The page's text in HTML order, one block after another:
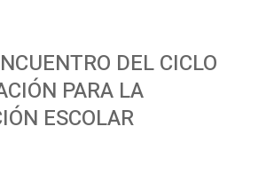
DEL CICLO
PARA LA
ESCOLAR